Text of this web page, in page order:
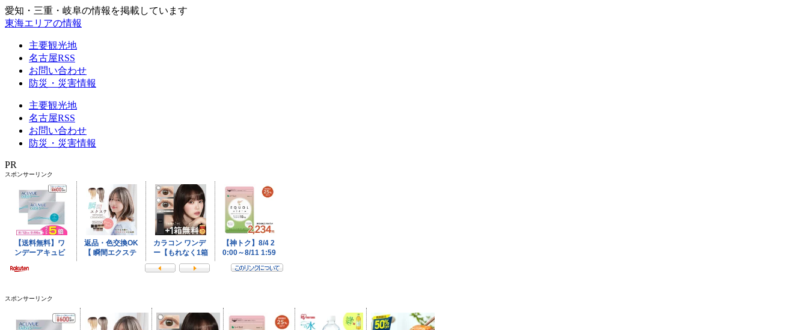
愛知・三重・岐阜の情報を掲載しています
東海エリアの情報
主要観光地
名古屋RSS
お問い合わせ
防災・災害情報
主要観光地
名古屋RSS
お問い合わせ
防災・災害情報
PR
スポンサーリンク
スポンサーリンク